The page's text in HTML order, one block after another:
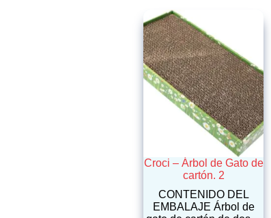
Croci – Árbol de Gato de
cartón. 2
CONTENIDO DEL
EMBALAJE Árbol de